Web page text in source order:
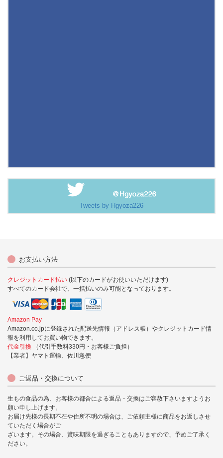
Tweets by Hgyoza226
お支払い方法
クレジットカード払い (以下のカードがお使いいただけます)
すべてのカード会社で、一括払いのみ可能となっております。
Amazon Pay
Amazon.co.jpに登録された配送先情報（アドレス帳）やクレジットカード情
報を利用してお買い物できます。
代金引換
（代引手数料330円・お客様ご負担）
【業者】ヤマト運輸、佐川急便
ご返品・交換について
生もの食品の為、お客様の都合による返品・交換はご容赦下さいますようお
願い申し上げます。
お届け先様の長期不在や住所不明の場合は、ご依頼主様に商品をお返しさせ
ていただく場合がご
ざいます。その場合、賞味期限を過ぎることもありますので、予めご了承く
ださい。